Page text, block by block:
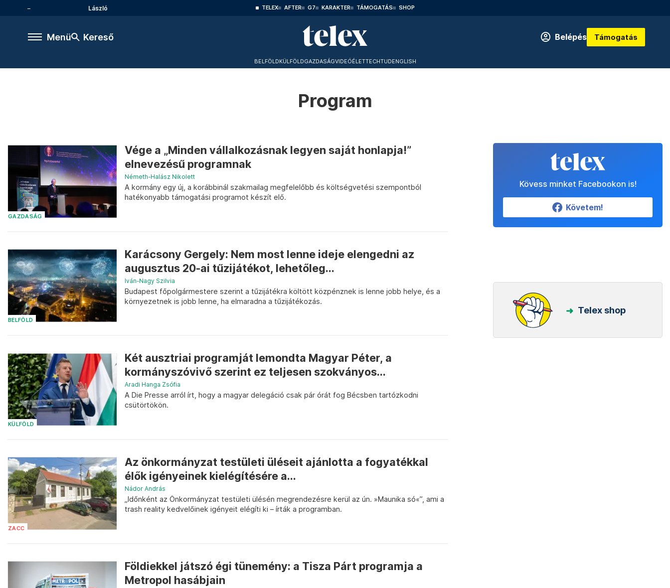
László TELEX AFTER G7 KARAKTER TÁMOGATÁS SHOP
Menü Kereső Belépés Támogatás
BELFÖLDKÜLFÖLDGAZDASÁGVIDEÓÉLETTECHTUDENGLISH
Program
GAZDASÁG
Vége a „Minden vállalkozásnak legyen saját honlapja!”
elnevezésű programnak
Németh-Halász Nikolett
A kormány egy új, a korábbinál szakmailag megfelelőbb és költségvetési szempontból
hatékonyabb támogatási programot készít elő.
BELFÖLD
Karácsony Gergely: Nem most lenne ideje elengedni az
augusztus 20-ai tűzijátékot, lehetőleg...
Iván-Nagy Szilvia
Budapest főpolgármestere szerint a tűzijátékra költött közpénznek is lenne jobb helye, és a
környezetnek is jobb lenne, ha elmaradna a tűzijátékozás.
KÜLFÖLD
Két ausztriai programját lemondta Magyar Péter, a
kormányszóvivő szerint ez teljesen szokványos...
Aradi Hanga Zsófia
A Die Presse arról írt, hogy a magyar delegáció csak pár órát fog Bécsben tartózkodni
csütörtökön.
ZACC
Az önkormányzat testületi üléseit ajánlotta a fogyatékkal
élők igényeinek kielégítésére a...
Nádor András
„Időnként az Önkormányzat testületi ülésén megrendezésre kerül az ún. »Maunika só«”, ami a
trash reality kedvelőinek igényeit elégíti ki – írták a programban.
Földiekkel játszó égi tünemény: a Tisza Párt programja a
Metropol hasábjain
Kövess minket Facebookon is!
Követem!
Telex shop